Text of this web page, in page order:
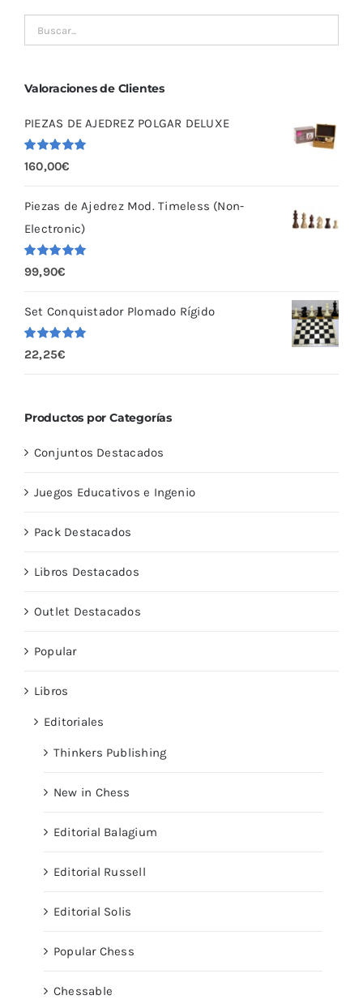
Valoraciones de Clientes
PIEZAS DE AJEDREZ POLGAR DELUXE
Valorado
con 5.00
160,00€
Piezas de Ajedrez Mod. Timeless (Non-
Electronic)
Valorado
con 5.00
99,90€
Set Conquistador Plomado Rígido
Valorado
con
5.00
22,25€
Productos por Categorías
Conjuntos Destacados
Juegos Educativos e Ingenio
Pack Destacados
Libros Destacados
Outlet Destacados
Popular
Libros
Editoriales
Thinkers Publishing
New in Chess
Editorial Balagium
Editorial Russell
Editorial Solis
Popular Chess
Chessable